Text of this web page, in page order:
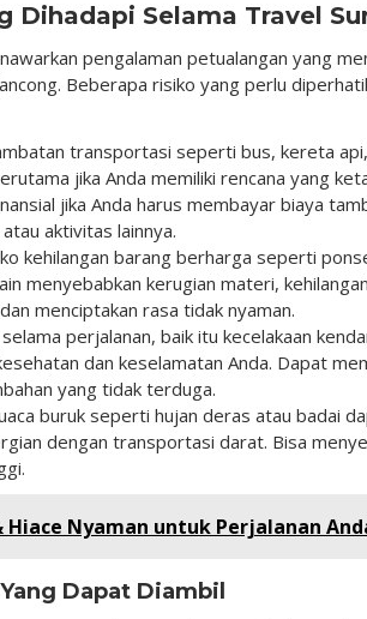
Dihadapi Selama Travel
pengalaman petualangan yang
Beberapa risiko yang perlu
transportasi seperti bus, kereta
jika Anda memiliki rencana yang
jika Anda harus membayar biaya
aktivitas lainnya.
kehilangan barang berharga seperti
menyebabkan kerugian materi,
menciptakan rasa tidak nyaman.
perjalanan, baik itu kecelakaan
dan keselamatan Anda. Dapat
yang tidak terduga.
buruk seperti hujan deras atau badai
dengan transportasi darat. Bisa
Hiace Nyaman untuk Perjalanan
Dapat Diambil